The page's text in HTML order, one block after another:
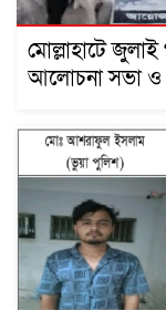
মোল্লাহাটে
আলোচনা সভা ও